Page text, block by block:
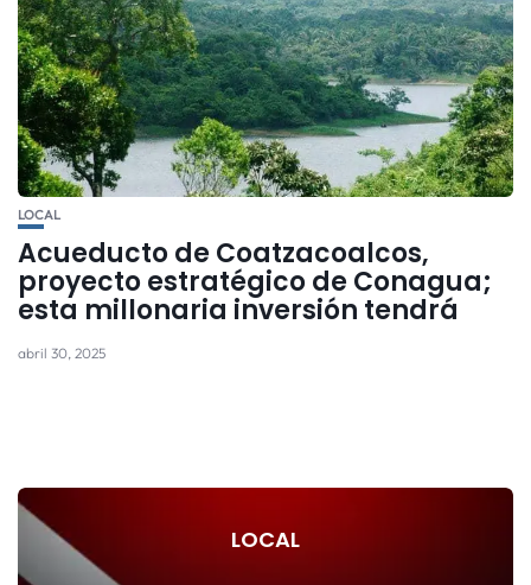
LOCAL
Acueducto de Coatzacoalcos,
proyecto estratégico de Conagua;
esta millonaria inversión tendrá
abril 30, 2025
LOCAL